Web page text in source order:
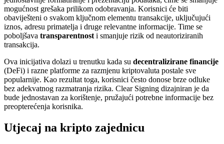
mogućnost grešaka prilikom odobravanja. Korisnici će biti
obaviješteni o svakom ključnom elementu transakcije, uključujući
iznos, adresu primatelja i druge relevantne informacije. Time se
poboljšava transparentnosti smanjuje rizik od neautoriziranih
transakcija.
Ova inicijativa dolazi u trenutku kada su decentralizirane financije
(DeFi) i razne platforme za razmjenu kriptovaluta postale sve
popularnije. Kao rezultat toga, korisnici često donose brze odluke
bez adekvatnog razmatranja rizika. Clear Signing dizajniran je da
bude jednostavan za korištenje, pružajući potrebne informacije bez
preopterećenja korisnika.
Utjecaj na kripto zajednicu